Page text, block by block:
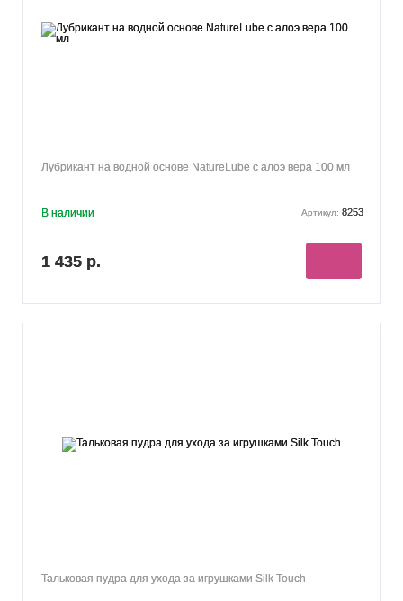
Лубрикант на водной основе NatureLube с алоэ вера 100 мл
В наличии Артикул: 8253
1 435 р.
Тальковая пудра для ухода за игрушками Silk Touch